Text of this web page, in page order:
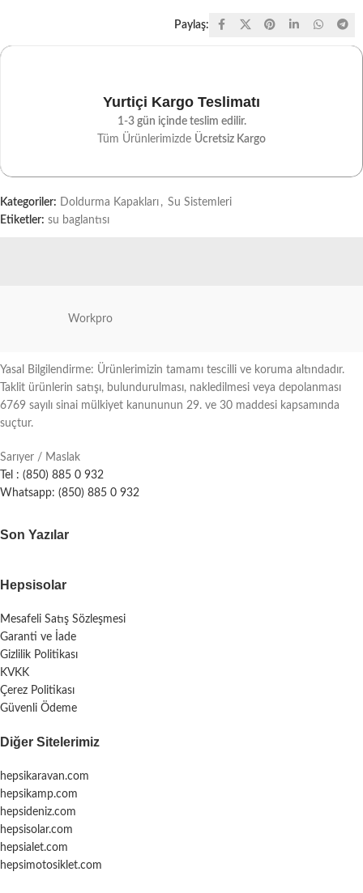
Paylaş:
Yurtiçi Kargo Teslimatı
1-3 gün içinde teslim edilir.
Tüm Ürünlerimizde Ücretsiz Kargo
Kategoriler: Doldurma Kapakları , Su Sistemleri
Etiketler: su baglantısı
Workpro
Yasal Bilgilendirme: Ürünlerimizin tamamı tescilli ve koruma altındadır.
Taklit ürünlerin satışı, bulundurulması, nakledilmesi veya depolanması
6769 sayılı sinai mülkiyet kanununun 29. ve 30 maddesi kapsamında
suçtur.
Sarıyer / Maslak
Tel : (850) 885 0 932
Whatsapp: (850) 885 0 932
Son Yazılar
Hepsisolar
Mesafeli Satış Sözleşmesi
Garanti ve İade
Gizlilik Politikası
KVKK
Çerez Politikası
Güvenli Ödeme
Diğer Sitelerimiz
hepsikaravan.com
hepsikamp.com
hepsideniz.com
hepsisolar.com
hepsialet.com
hepsimotosiklet.com